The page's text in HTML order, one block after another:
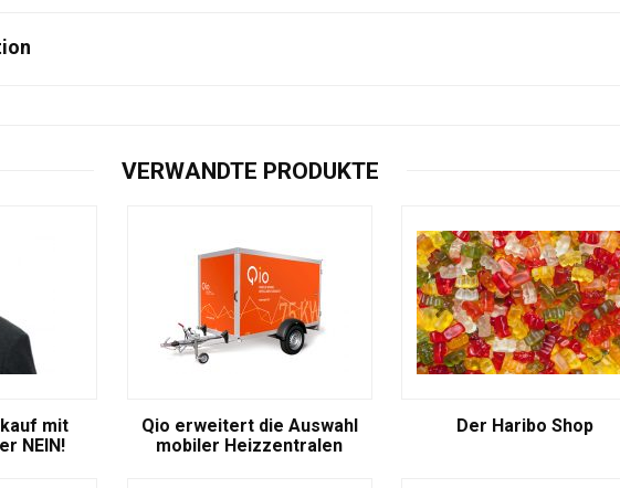
VERWANDTE PRODUKTE
mit
NEIN!
Qio erweitert die Auswahl
mobiler Heizzentralen
Der Haribo Shop